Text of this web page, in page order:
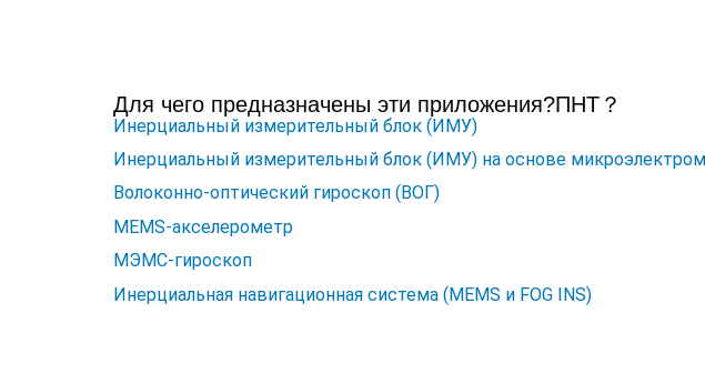
Для чего предназначены эти приложения?ПНТ ？
Инерциальный измерительный блок (ИМУ)
Инерциальный измерительный блок (ИМУ) на основе
Волоконно-оптический гироскоп (ВОГ)
MEMS-акселерометр
МЭМС-гироскоп
Инерциальная навигационная система (MEMS и FOG INS)